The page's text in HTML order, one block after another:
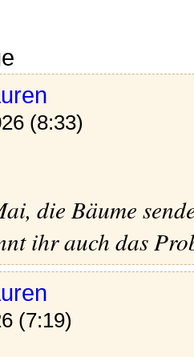
(8:33)
die Bäume
ihr auch das
(7:19)